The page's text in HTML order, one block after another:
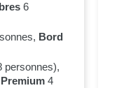
6
Bord
personnes),
4